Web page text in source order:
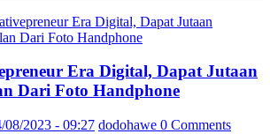
Era Digital, Dapat Jutaan
Dari Foto Handphone
08/2023 - 09:27 dodohawe 0 Comments